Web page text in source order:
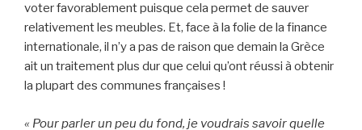
voter favorablement puisque cela permet de sauver
relativement les meubles. Et, face à la folie de la finance
internationale, il n’y a pas de raison que demain la Grèce
ait un traitement plus dur que celui qu’ont réussi à obtenir
la plupart des communes françaises !
« Pour parler un peu du fond, je voudrais savoir quelle